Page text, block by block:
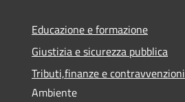
Educazione e formazione
Giustizia e sicurezza pubblica
Tributi,finanze e contravvenzioni
Ambiente